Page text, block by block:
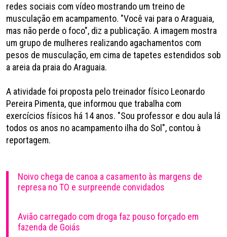
redes sociais com vídeo mostrando um treino de
musculação em acampamento. "Você vai para o Araguaia,
mas não perde o foco", diz a publicação. A imagem mostra
um grupo de mulheres realizando agachamentos com
pesos de musculação, em cima de tapetes estendidos sob
a areia da praia do Araguaia.
A atividade foi proposta pelo treinador físico Leonardo
Pereira Pimenta, que informou que trabalha com
exercícios físicos há 14 anos. "Sou professor e dou aula lá
todos os anos no acampamento ilha do Sol", contou à
reportagem.
Noivo chega de canoa a casamento às margens de
represa no TO e surpreende convidados
Avião carregado com droga faz pouso forçado em
fazenda de Goiás